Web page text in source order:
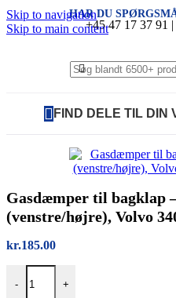
Skip to navigation
Skip to main content
HAR DU
+45 47 17 37 91
FIND DELE TIL DIN
Gasdæmper til bagklap
(venstre/højre), Volvo
kr.185.00
-
Gasdæmper til bagklap – med
+